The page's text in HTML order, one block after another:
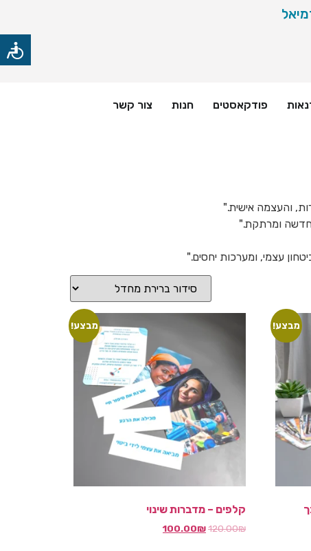
פודקאסטים חנות צור קשר
והעצמה אישית."
חדשה ומרתקת."
עצמי, ומערכות יחסים."
מבצע! מבצע!
קלפים – מדברות שינוי
120.00₪
100.00₪